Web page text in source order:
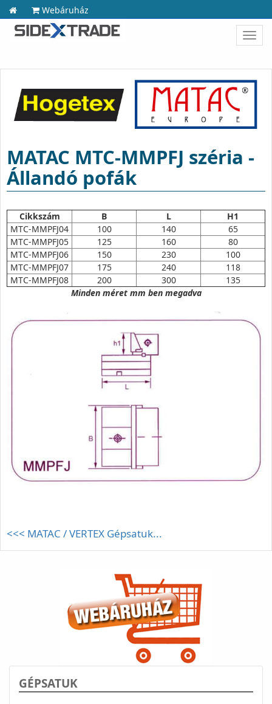
Webáruház
MATAC MTC-MMPFJ széria -
Állandó pofák
Cikkszám B L
H1
MTC-MMPFJ04
100 140
65
MTC-MMPFJ05
125 160
80
MTC-MMPFJ06
150 230
100
MTC-MMPFJ07
175 240
118
MTC-MMPFJ08
200 300
135
Minden méret mm ben megadva
<<< MATAC / VERTEX Gépsatuk...
GÉPSATUK